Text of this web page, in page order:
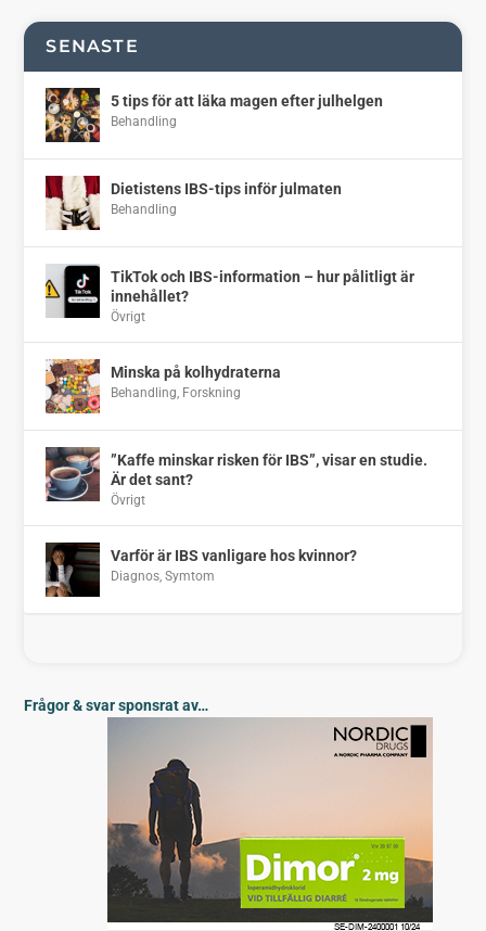
SENASTE
5 tips för att läka magen efter julhelgen
Behandling
Dietistens IBS-tips inför julmaten
Behandling
TikTok och IBS-information – hur pålitligt är
innehållet?
Övrigt
Minska på kolhydraterna
Behandling Forskning
”Kaffe minskar risken för IBS”, visar en studie.
Är det sant?
Övrigt
Varför är IBS vanligare hos kvinnor?
Diagnos ,Symtom
Frågor & svar sponsrat av…